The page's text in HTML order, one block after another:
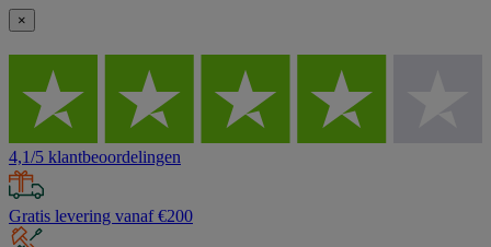
×
4,1/5 klantbeoordelingen
Gratis levering vanaf €200